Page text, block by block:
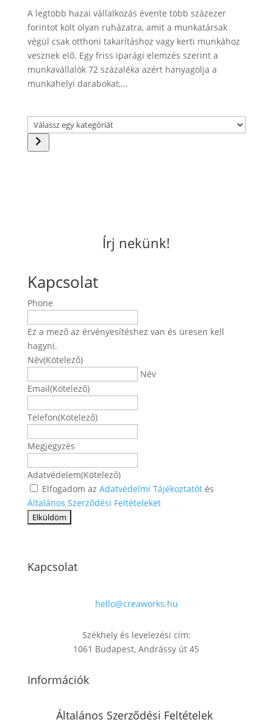
A legtöbb hazai vállalkozás évente több százezer
forintot költ olyan ruházatra, amit a munkatársak
végül csak otthoni takarításhoz vagy kerti munkához
vesznek elő. Egy friss iparági elemzés szerint a
munkavállalók 72 százaléka azért hanyagolja a
munkahelyi darabokat,...
Válassz
egy
kategóriát
Írj nekünk!
Kapcsolat
Phone
Ez a mező az érvényesítéshez van és üresen kell
hagyni.
Név(Kötelező)
Név
Email(Kötelező)
Telefon(Kötelező)
Megjegyzés
Adatvédelem(Kötelező)
Elfogadom az Adatvédelmi Tájékoztatótés
Általános Szerződési Feltételeket
Kapcsolat
hello@creaworks.hu
Székhely és levelezési cím:
1061 Budapest, Andrássy út 45
Információk
Általános Szerződési Feltételek